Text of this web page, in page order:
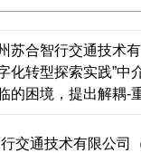
苏合智行交通技术
化转型探索实践”
的困境，提出解耦-
通技术有限公司（